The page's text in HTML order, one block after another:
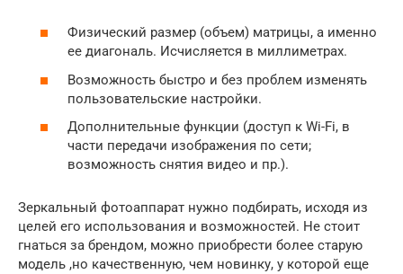
Физический размер (объем) матрицы, а именно
ее диагональ. Исчисляется в миллиметрах.
Возможность быстро и без проблем изменять
пользовательские настройки.
Дополнительные функции (доступ к Wi-Fi, в
части передачи изображения по сети;
возможность снятия видео и пр.).
Зеркальный фотоаппарат нужно подбирать, исходя из
целей его использования и возможностей. Не стоит
гнаться за брендом, можно приобрести более старую
модель ,но качественную, чем новинку, у которой еще